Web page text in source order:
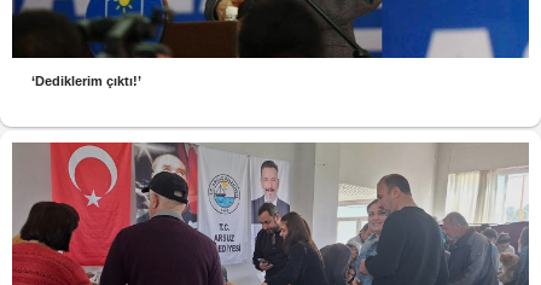
‘Dediklerim çıktı!’